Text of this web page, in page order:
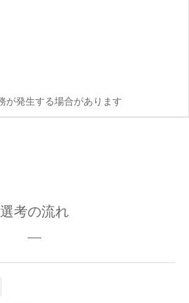
が発生する場合があります
選考の流れ